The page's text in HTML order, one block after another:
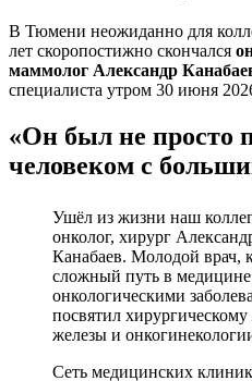
В Тюмени неожиданно для
лет скоропостижно скончался
маммолог Александр
специалиста утром 30 июня
«Он был не просто
человеком с
Ушёл из жизни наш
онколог, хирург
Канабаев. Молодой врач,
сложный путь в медицине
онкологическими
посвятил
железы и
Сеть медицинских